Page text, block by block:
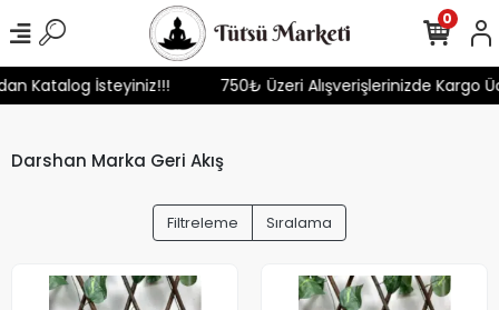
Katalog İsteyiniz!!! 750₺ Üzeri Alışverişlerinizde
0
Darshan Marka Geri Akış
Filtreleme Sıralama